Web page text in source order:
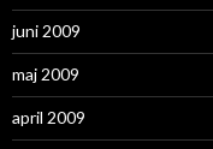
juni 2009
maj 2009
april 2009